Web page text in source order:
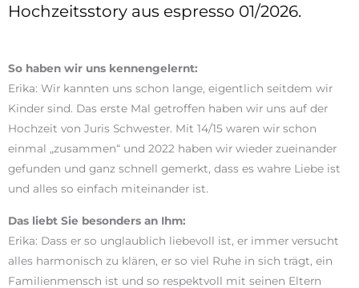
Hochzeitsstory aus espresso 01/2026.
So haben wir uns kennengelernt:
Erika: Wir kannten uns schon lange, eigentlich seitdem wir
Kinder sind. Das erste Mal getroffen haben wir uns auf der
Hochzeit von Juris Schwester. Mit 14/15 waren wir schon
einmal „zusammen“ und 2022 haben wir wieder zueinander
gefunden und ganz schnell gemerkt, dass es wahre Liebe ist
und alles so einfach miteinander ist.
Das liebt Sie besonders an Ihm:
Erika: Dass er so unglaublich liebevoll ist, er immer versucht
alles harmonisch zu klären, er so viel Ruhe in sich trägt, ein
Familienmensch ist und so respektvoll mit seinen Eltern